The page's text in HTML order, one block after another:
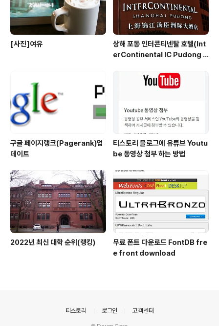
[사진]여유
상해 포동 인터콘티넨탈 호텔(Int
erContinental IC Pudong S
구글 페이지랭크(Pagerank)업
데이트
티스토리 블로그에 유튜브 Youtu
be 동영상 첨부 하는 방법
2022년 최신 대학 순위(랭킹)
무료 폰트 다운로드 FontDB fre
e front download
티스토리 로그인 고객센터